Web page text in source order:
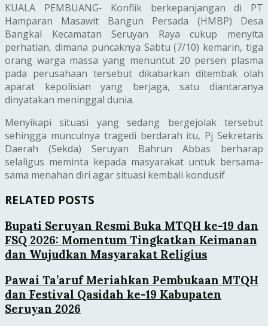
KUALA PEMBUANG- Konflik berkepanjangan di PT
Hamparan Masawit Bangun Persada (HMBP) Desa
Bangkal Kecamatan Seruyan Raya cukup menyita
perhatian, dimana puncaknya Sabtu (7/10) kemarin, tiga
orang warga massa yang menuntut 20 persen plasma
pada perusahaan tersebut dikabarkan ditembak olah
aparat kepolisian yang berjaga, satu diantaranya
dinyatakan meninggal dunia.
Menyikapi situasi yang sedang bergejolak tersebut
sehingga munculnya tragedi berdarah itu, Pj Sekretaris
Daerah (Sekda) Seruyan Bahrun Abbas berharap
selaligus meminta kepada masyarakat untuk bersama-
sama menahan diri agar situasi kembali kondusif
RELATED POSTS
Bupati Seruyan Resmi Buka MTQH ke-19 dan
FSQ 2026: Momentum Tingkatkan Keimanan
dan Wujudkan Masyarakat Religius
Pawai Ta’aruf Meriahkan Pembukaan MTQH
dan Festival Qasidah ke-19 Kabupaten
Seruyan 2026